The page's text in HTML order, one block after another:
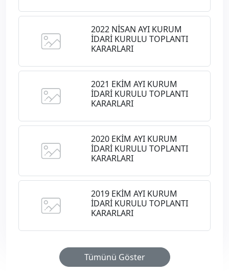
2022 NİSAN AYI KURUM
İDARİ KURULU TOPLANTI
KARARLARI
2021 EKİM AYI KURUM
İDARİ KURULU TOPLANTI
KARARLARI
2020 EKİM AYI KURUM
İDARİ KURULU TOPLANTI
KARARLARI
2019 EKİM AYI KURUM
İDARİ KURULU TOPLANTI
KARARLARI
Tümünü Göster